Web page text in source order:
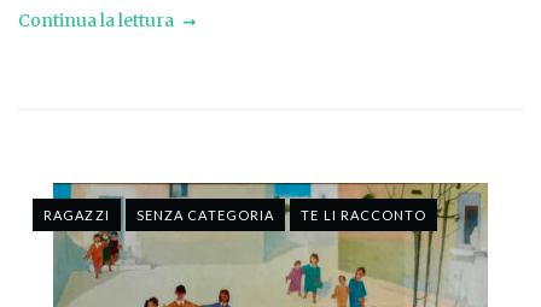
Continua la lettura
RAGAZZI SENZA CATEGORIA TE LI RACCONTO